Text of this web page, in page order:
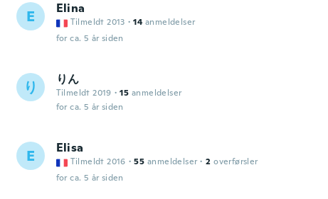
E Elina
Tilmeldt 2013 · 14 anmeldelser
for ca. 5 år siden
り りん
Tilmeldt 2019 · 15 anmeldelser
for ca. 5 år siden
E Elisa
Tilmeldt 2016 · 55 anmeldelser · 2 overførsler
for ca. 5 år siden